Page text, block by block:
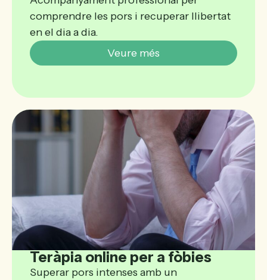
comprendre les pors i recuperar llibertat
en el dia a dia.
Veure més
Teràpia online per a fòbies
Superar pors intenses amb un